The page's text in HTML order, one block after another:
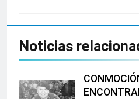
Noticias